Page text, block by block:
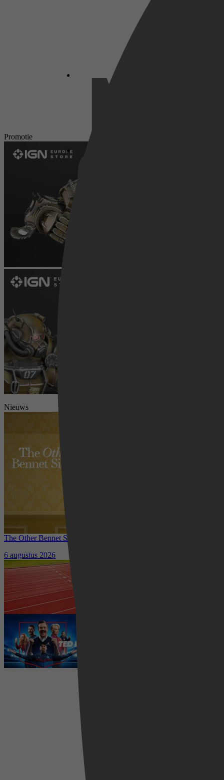
Promotie
Nieuws
The Other Bennet Sister nu te zien op HBO Max: romantisch
kostuumdrama krijgt lovende recensies
6 augustus 2026